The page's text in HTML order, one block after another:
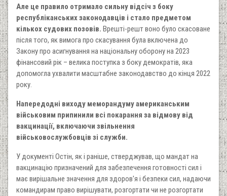
Але це правило отримало сильну відсіч з боку
республіканських законодавців і стало предметом
кількох судових позовів. Врешті-решт воно було скасоване
після того, як вимога про скасування була включена до
Закону про асигнування на національну оборону на 2023
фінансовий рік – велика поступка з боку демократів, яка
допомогла ухвалити масштабне законодавство до кінця 2022
року.
Напередодні виходу меморандуму американським
військовим припинили всі покарання за відмову від
вакцинації, включаючи звільнення
військовослужбовців зі служби.
У документі Остін, як і раніше, стверджував, що мандат на
вакцинацію призначений для забезпечення готовності сил і
має вирішальне значення для здоров'я і безпеки сил, надаючи
командирам право вирішувати, розгортати чи не розгортати